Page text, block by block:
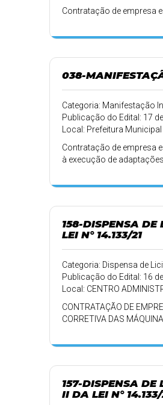
Contratação de empresa
038-
Categoria: Manifestação
Publicação do Edital: 17
Local: Prefeitura
Contratação de empresa
à execução de
158-DISPENSA
LEI N° 14.133/21
Categoria: Dispensa de
Publicação do Edital: 16
Local: CENTRO
CONTRATAÇÃO DE
CORRETIVA DAS
157-DISPENSA
II DA LEI N° 14.133/